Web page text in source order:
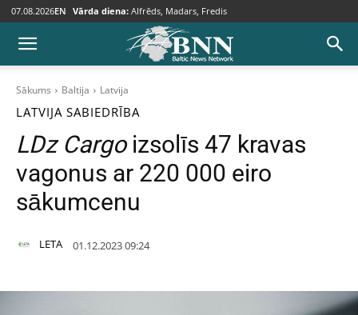
07.08.2026EN Vārda diena: Alfrēds, Madars, Fredis
Sākums Baltija Latvija
LATVIJA SABIEDRĪBA
LDz Cargoizsolīs 47 kravas
vagonus ar 220 000 eiro
sākumcenu
LETA 01.12.2023 09:24